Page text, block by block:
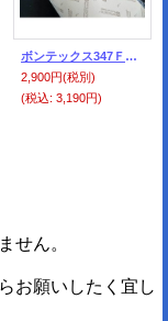
ボンテックス347ＦＦＧ 1、75ミリ ガーゼ付き（送料・個別発生品）300円の大型送料加算済み
2,900円(税別)
(税込: 3,190円)
せん。
お願いしたく宜し